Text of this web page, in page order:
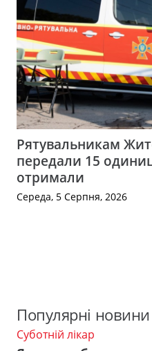
Рятувальникам
передали 15
отримали
Середа, 5 Серпня, 2026
Популярні новини
Суботній лікар